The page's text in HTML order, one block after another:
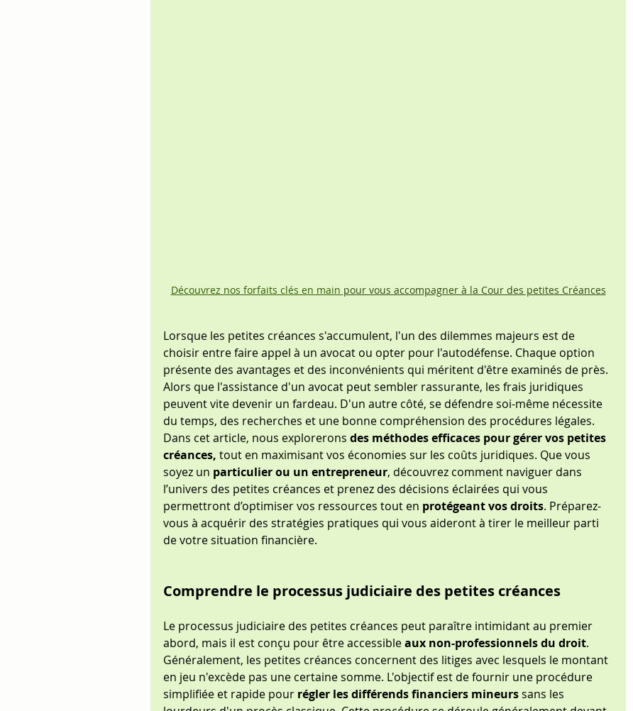
Découvrez nos forfaits clés en main pour vous accompagner à la Cour des petites Créances
Lorsque les petites créances s'accumulent, l'un des dilemmes majeurs est de
choisir entre faire appel à un avocat ou opter pour l'autodéfense. Chaque option
présente des avantages et des inconvénients qui méritent d'être examinés de près.
Alors que l'assistance d'un avocat peut sembler rassurante, les frais juridiques
peuvent vite devenir un fardeau. D'un autre côté, se défendre soi-même nécessite
du temps, des recherches et une bonne compréhension des procédures légales.
Dans cet article, nous explorerons des méthodes efficaces pour gérer vos petites
créances, tout en maximisant vos économies sur les coûts juridiques. Que vous
soyez un particulier ou un entrepreneur, découvrez comment naviguer dans
l’univers des petites créances et prenez des décisions éclairées qui vous
permettront d’optimiser vos ressources tout en protégeant vos droits. Préparez-
vous à acquérir des stratégies pratiques qui vous aideront à tirer le meilleur parti
de votre situation financière.
Comprendre le processus judiciaire des petites créances
Le processus judiciaire des petites créances peut paraître intimidant au premier
abord, mais il est conçu pour être accessible aux non-professionnels du droit.
Généralement, les petites créances concernent des litiges avec lesquels le montant
en jeu n'excède pas une certaine somme. L'objectif est de fournir une procédure
simplifiée et rapide pour régler les différends financiers mineurs sans les